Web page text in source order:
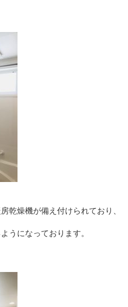
乾燥機が備え付けられており、
うになっております。